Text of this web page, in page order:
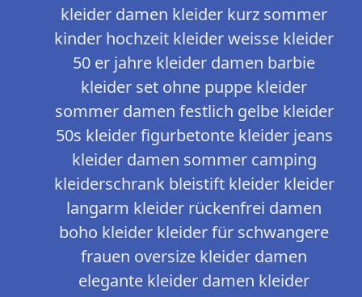
kleider damen kleider kurz sommer
kinder hochzeit kleider weisse kleider
50 er jahre kleider damen barbie
kleider set ohne puppe kleider
sommer damen festlich gelbe kleider
50s kleider figurbetonte kleider jeans
kleider damen sommer camping
kleiderschrank bleistift kleider kleider
langarm kleider rückenfrei damen
boho kleider kleider für schwangere
frauen oversize kleider damen
elegante kleider damen kleider